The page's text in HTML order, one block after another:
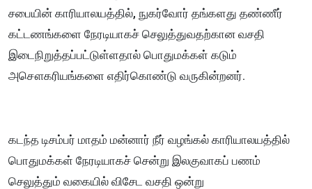
சபையின் காரியாலயத்தில், நுகர்வோர் தங்களது தண்ணீர்
கட்டணங்களை நேரடியாகச் செலுத்துவதற்கான வசதி
இடைநிறுத்தப்பட்டுள்ளதால் பொதுமக்கள் கடும்
அசௌகரியங்களை எதிர்கொண்டு வருகின்றனர்.
கடந்த டிசம்பர் மாதம் மன்னார் நீர் வழங்கல் காரியாலயத்தில்
பொதுமக்கள் நேரடியாகச் சென்று இலகுவாகப் பணம்
செலுத்தும் வகையில் விசேட வசதி ஒன்று